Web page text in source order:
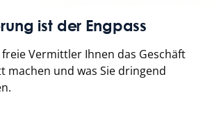
ist der Engpass
Vermittler Ihnen das Geschäft
machen und was Sie dringend